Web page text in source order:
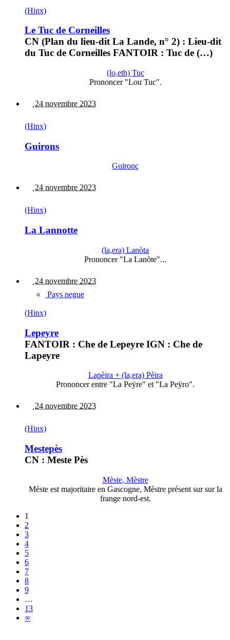
(Hinx)
Le Tuc de Corneilles
CN (Plan du lieu-dit La Lande, n° 2) : Lieu-dit
du Tuc de Corneilles FANTOIR : Tuc de (…)
(lo,eth) Tuc
Prononcer "Lou Tuc".
24 novembre 2023
(Hinx)
Guirons
Guironç
24 novembre 2023
(Hinx)
La Lannotte
(la,era) Lanòta
Prononcer "La Lanòte"...
24 novembre 2023
Pays negue
(Hinx)
Lepeyre
FANTOIR : Che de Lepeyre IGN : Che de
Lapeyre
Lapèira + (la,era) Pèira
Prononcer entre "La Peÿre" et "La Peÿro".
24 novembre 2023
(Hinx)
Mestepès
CN : Meste Pès
Mèste, Mèstre
Mèste est majoritaire en Gascogne, Mèstre présent sur sur la
frange nord-est.
1
2
3
4
5
6
7
8
9
…
13
∞